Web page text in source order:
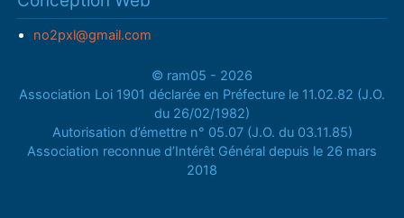
no2pxl@gmail.com
© ram05 - 2026
Association Loi 1901 déclarée en Préfecture le 11.02.82 (J.O.
du 26/02/1982)
Autorisation d’émettre n° 05.07 (J.O. du 03.11.85)
Association reconnue d’Intérêt Général depuis le 26 mars
2018